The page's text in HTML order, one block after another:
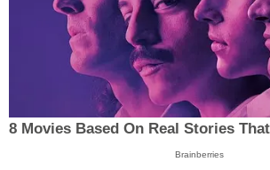
8 Movies Based On Real Stories
Brainberries